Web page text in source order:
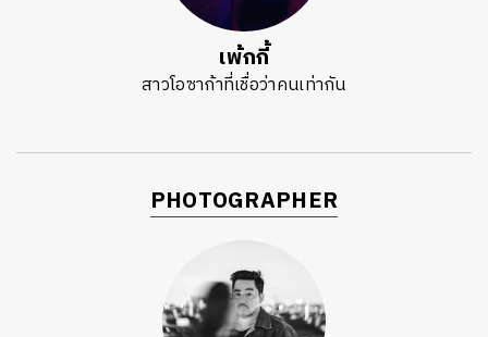
เพ้กกี้
สาวโอซาก้าที่เชื่อว่าคนเท่ากัน
PHOTOGRAPHER